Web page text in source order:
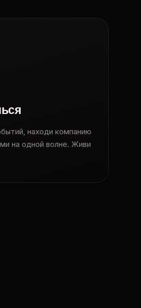
находи компанию
на одной волне. Живи